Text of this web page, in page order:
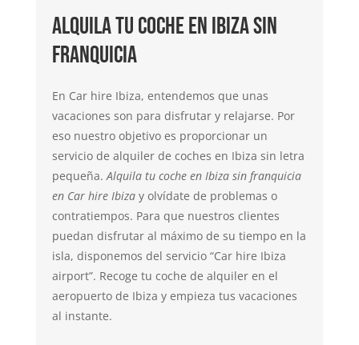
Alquila tu coche en Ibiza sin
franquicia
En Car hire Ibiza, entendemos que unas
vacaciones son para disfrutar y relajarse. Por
eso nuestro objetivo es proporcionar un
servicio de alquiler de coches en Ibiza sin letra
pequeña.Alquila tu coche en Ibiza sin franquicia
en Car hire Ibizay olvídate de problemas o
contratiempos. Para que nuestros clientes
puedan disfrutar al máximo de su tiempo en la
isla, disponemos del servicio “Car hire Ibiza
airport”. Recoge tu coche de alquiler en el
aeropuerto de Ibiza y empieza tus vacaciones
al instante.